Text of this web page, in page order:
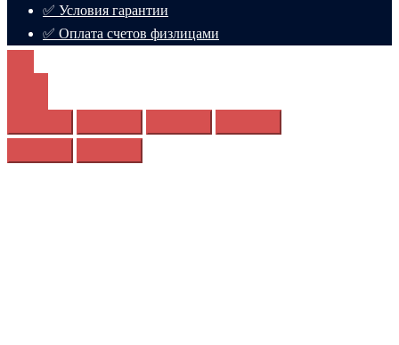
✅ Условия гарантии
✅ Оплата счетов физлицами